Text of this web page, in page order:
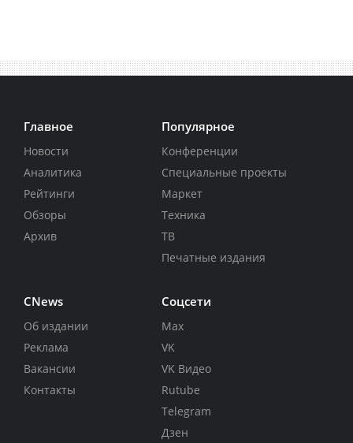
Главное
Новости
Аналитика
Рейтинги
Обзоры
Архив
Популярное
Конференции
Специальные проекты
Маркет
Техника
ТВ
Печатные издания
CNews
Об издании
Реклама
Вакансии
Контакты
Соцсети
Max
VK
VK Видео
Rutube
Telegram
Дзен